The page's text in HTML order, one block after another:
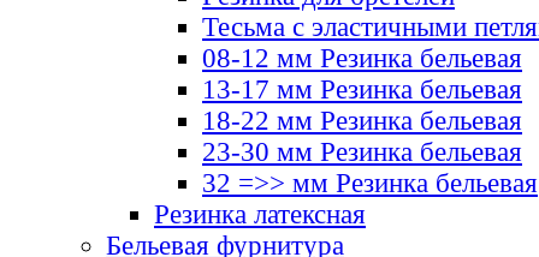
Тесьма с эластичными
08-12 мм Резинка бельевая
13-17 мм Резинка бельевая
18-22 мм Резинка бельевая
23-30 мм Резинка бельевая
32 =>> мм Резинка бельевая
Резинка латексная
Бельевая фурнитура